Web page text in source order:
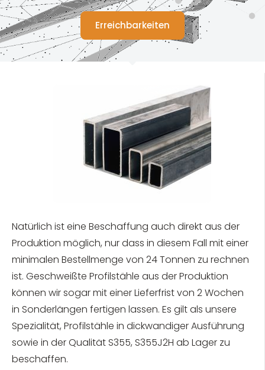
Erreichbarkeiten
Natürlich ist eine Beschaffung auch direkt aus der
Produktion möglich, nur dass in diesem Fall mit einer
minimalen Bestellmenge von 24 Tonnen zu rechnen
ist. Geschweißte Profilstähle aus der Produktion
können wir sogar mit einer Lieferfrist von 2 Wochen
in Sonderlängen fertigen lassen. Es gilt als unsere
Spezialität, Profilstähle in dickwandiger Ausführung
sowie in der Qualität S355, S355J2H ab Lager zu
beschaffen.